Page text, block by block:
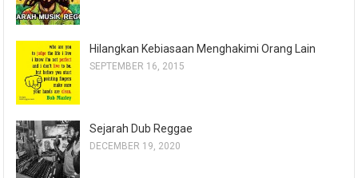
Hilangkan Kebiasaan Menghakimi Orang Lain
SEPTEMBER 16, 2015
Sejarah Dub Reggae
DECEMBER 19, 2020